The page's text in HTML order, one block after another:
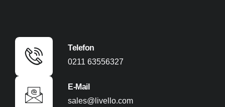
Telefon
0211 63556327
E-Mail
sales@livello.com​